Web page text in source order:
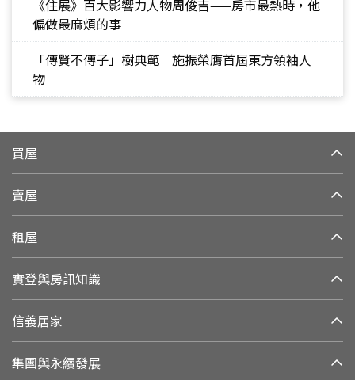
《住展》百大影響力人物周俊吉——房市最熱時，他
偏做最麻煩的事
「傳賢不傳子」樹典範 施振榮膺首屆東方領袖人
物
買屋
賣屋
租屋
實登與房訊知識
信義居家
集團與永續發展